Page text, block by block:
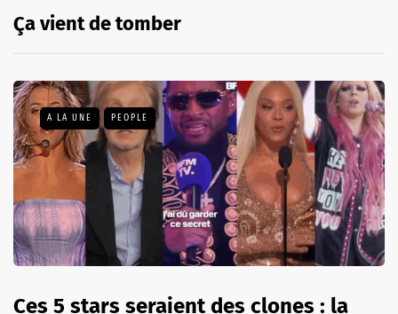
Ça vient de tomber
A LA UNE PEOPLE
Ces 5 stars seraient des clones : la